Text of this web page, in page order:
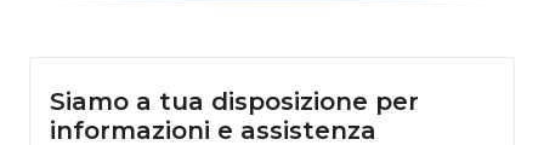
Siamo a tua disposizione per
informazioni e assistenza